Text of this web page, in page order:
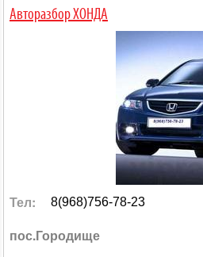
Авторазбор ХОНДА
Тел: 8(968)756-78-23
пос.Городище